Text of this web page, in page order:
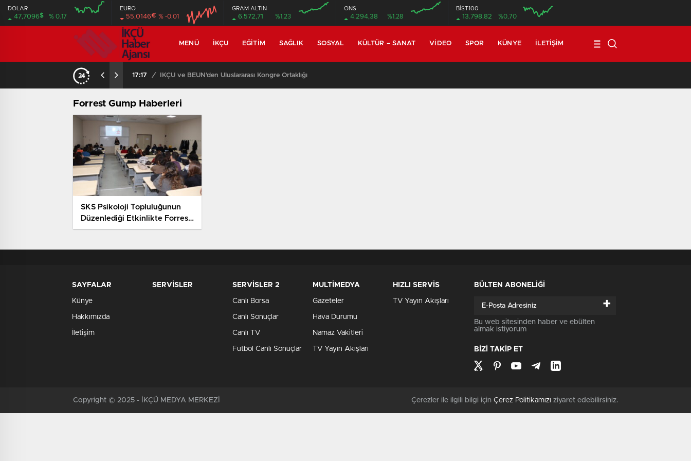
DOLAR
47,7096$ % 0.17
EURO
55,0146€ % -0.01
GRAM ALTIN
6.572,71 %1,23
ONS
4.294,38 %1,28
BİST100
13.798,82 %0,70
MENÜ İKÇU EĞITIM SAĞLIK SOSYAL KÜLTÜR – SANAT VIDEO SPOR KÜNYE İLETIŞIM
17:17 / İKÇÜ ve BEUN’den Uluslararası Kongre Ortaklığı
Forrest Gump Haberleri
SKS Psikoloji Topluluğunun
Düzenlediği Etkinlikte Forrest
Gump Filminin Psikolojik
SAYFALAR
Künye
Hakkımızda
İletişim
SERVİSLER SERVİSLER 2
Canlı Borsa
Canlı Sonuçlar
Canlı TV
Futbol Canlı Sonuçlar
MULTİMEDYA
Gazeteler
Hava Durumu
Namaz Vakitleri
TV Yayın Akışları
HIZLI SERVİS
TV Yayın Akışları
BÜLTEN ABONELİĞİ
+
Bu web sitesinden haber ve ebülten
almak istiyorum
BİZİ TAKİP ET
Copyright © 2025 - İKÇÜ MEDYA MERKEZİ Çerezler ile ilgili bilgi için Çerez Politikamızı ziyaret edebilirsiniz.